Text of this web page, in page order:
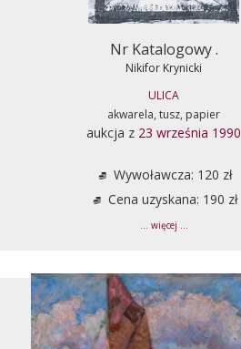
Nr Katalogowy .
Nikifor Krynicki
ULICA
akwarela, tusz, papier
aukcja z 23 września 1990
Wywoławcza: 120 zł
Cena uzyskana: 190 zł
... więcej ...